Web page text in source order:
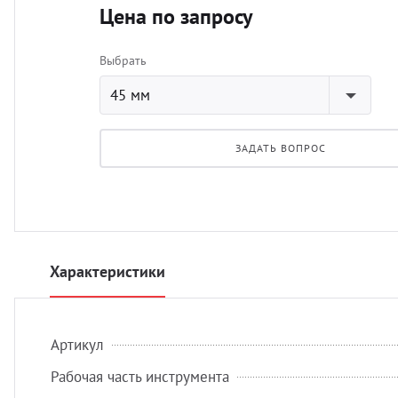
Цена по запросу
Выбрать
45 мм
ЗАДАТЬ ВОПРОС
Характеристики
Артикул
Рабочая часть инструмента